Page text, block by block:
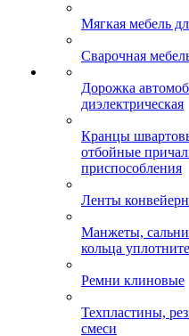
Мягкая мебель
Сварочная
Дорожка
диэлектрическая
Кранцы
отбойные
приспособления
Ленты
Манжеты,
кольца
Ремни клиновые
Техпластины,
смеси